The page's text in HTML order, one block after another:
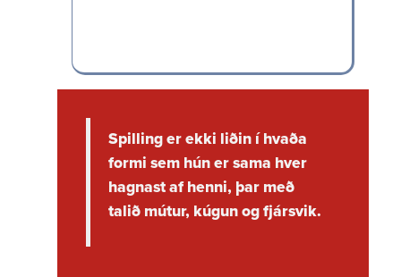
Spilling er ekki liðin í hvaða
formi sem hún er sama hver
hagnast af henni, þar með
talið mútur, kúgun og fjár­svik.